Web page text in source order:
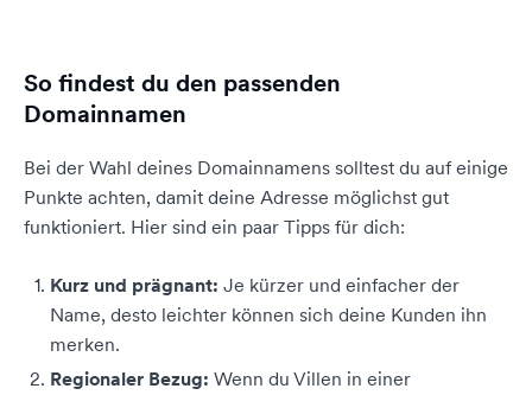
So findest du den passenden
Domainnamen
Bei der Wahl deines Domainnamens solltest du auf einige
Punkte achten, damit deine Adresse möglichst gut
funktioniert. Hier sind ein paar Tipps für dich:
Kurz und prägnant: Je kürzer und einfacher der
Name, desto leichter können sich deine Kunden ihn
merken.
Regionaler Bezug: Wenn du Villen in einer